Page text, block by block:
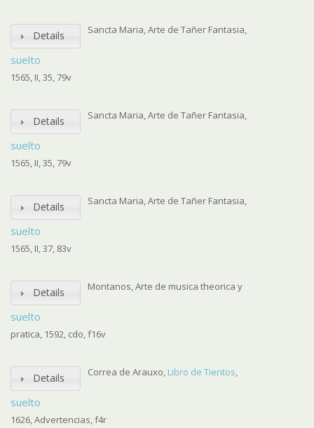
Details
suelto
Sancta Maria, Arte de Tañer Fantasia,
1565, II, 35, 79v
Details
suelto
Sancta Maria, Arte de Tañer Fantasia,
1565, II, 35, 79v
Details
suelto
Sancta Maria, Arte de Tañer Fantasia,
1565, II, 37, 83v
Details
suelto
Montanos, Arte de musica theorica y
pratica, 1592, cdo, f16v
Details
suelto
Correa de Arauxo, Libro de Tientos,
1626, Advertencias, f4r